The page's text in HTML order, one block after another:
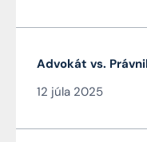
Advokát vs.
12 júla 2025